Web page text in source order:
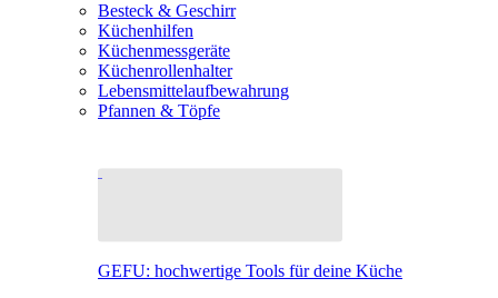
Besteck & Geschirr
Küchenhilfen
Küchenmessgeräte
Küchenrollenhalter
Lebensmittelaufbewahrung
Pfannen & Töpfe
GEFU: hochwertige Tools für deine Küche